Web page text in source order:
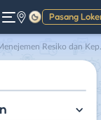
Pasang
Gelap
Kepatuhan di PT. BPR Danagung Bakti